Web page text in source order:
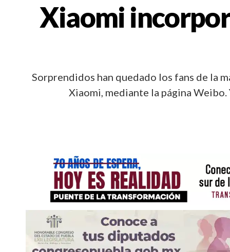
Xiaomi
Sorprendidos han quedado los fans de la
Xiaomi, mediante la página